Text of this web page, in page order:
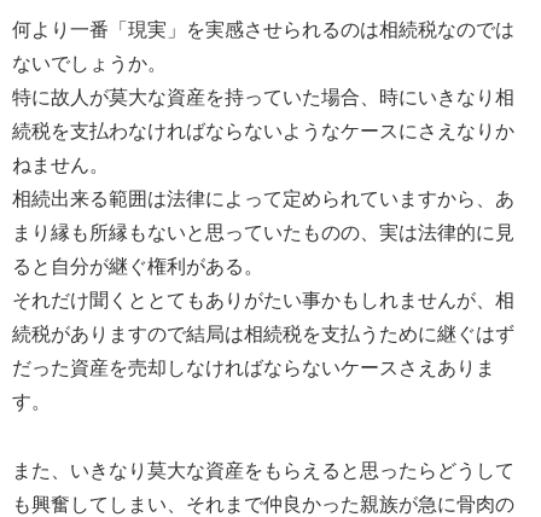
何より一番「現実」を実感させられるのは相続税なのでは
ないでしょうか。
特に故人が莫大な資産を持っていた場合、時にいきなり相
続税を支払わなければならないようなケースにさえなりか
ねません。
相続出来る範囲は法律によって定められていますから、あ
まり縁も所縁もないと思っていたものの、実は法律的に見
ると自分が継ぐ権利がある。
それだけ聞くととてもありがたい事かもしれませんが、相
続税がありますので結局は相続税を支払うために継ぐはず
だった資産を売却しなければならないケースさえありま
す。
また、いきなり莫大な資産をもらえると思ったらどうして
も興奮してしまい、それまで仲良かった親族が急に骨肉の